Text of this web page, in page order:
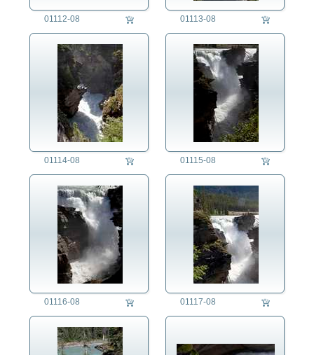
die fotografen
für fotografen
agb
01112-08 01113-08
01114-08 01115-08
01116-08 01117-08